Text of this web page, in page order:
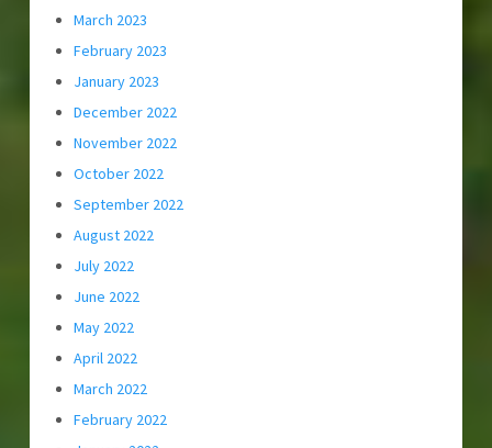
March 2023
February 2023
January 2023
December 2022
November 2022
October 2022
September 2022
August 2022
July 2022
June 2022
May 2022
April 2022
March 2022
February 2022